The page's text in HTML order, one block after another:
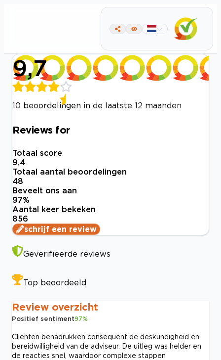
9,7
10 beoordelingen in de laatste 12 maanden
Reviews for
Totaal score
9,4
Totaal aantal beoordelingen
48
Beveelt ons aan
97%
Aantal keer bekeken
856
schrijf een review
Geverifieerde reviews
Top beoordeeld
Review overzicht
Positief sentiment97%
Cliënten benadrukken consequent de deskundigheid en
bereidwilligheid van de adviseur. De uitleg was helder en
de reacties snel, waardoor complexe stappen